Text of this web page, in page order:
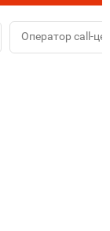
Оператор call-